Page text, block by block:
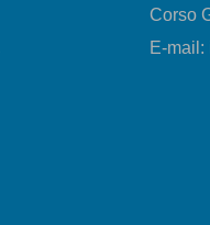
Corso
E-mail: